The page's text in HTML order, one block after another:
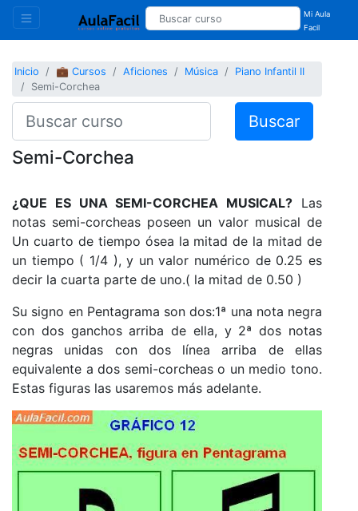
Mi Aula
Facil
Inicio 💼 Cursos Aficiones Música
Piano Infantil II
Semi-Corchea
Buscar
Semi-Corchea
¿QUE ES UNA SEMI-CORCHEA MUSICAL? Las
notas semi-corcheas poseen un valor musical de
Un cuarto de tiempo ósea la mitad de la mitad de
un tiempo ( 1/4 ), y un valor numérico de 0.25 es
decir la cuarta parte de uno.( la mitad de 0.50 )
Su signo en Pentagrama son dos:1ª una nota negra
con dos ganchos arriba de ella, y 2ª dos notas
negras unidas con dos línea arriba de ellas
equivalente a dos semi-corcheas o un medio tono.
Estas figuras las usaremos más adelante.